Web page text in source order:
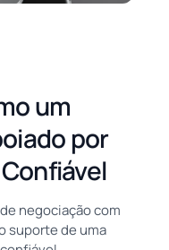
um
por
negociação com
suporte de uma